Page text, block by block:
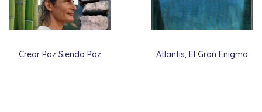
Crear Paz Siendo Paz Atlantis, El Gran Enigma